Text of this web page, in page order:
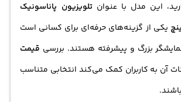
این مدل با عنوانتلویزیون پاناسونیک
یکی از گزینه‌های حرفه‌ای برای کسانی است
بزرگ و پیشرفته هستند. بررسی قیمت
آن به کاربران کمک می‌کند انتخابی متناسب